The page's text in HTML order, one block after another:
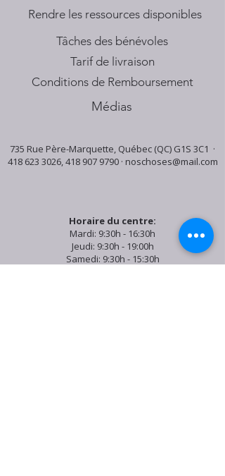
​Rendre les ressources disponibles
Tâches des bénévoles
Tarif de livraison
Conditions de Remboursement
Médias
735 Rue Père-Marquette, Québec (QC) G1S 3C1 ·
418 623 3026,418 907 9790· noschoses@mail.com
Horaire du centre:
Mardi: 9:30h - 16:30h
Jeudi: 9:30h - 19:00h
Samedi: 9:30h - 15:30h